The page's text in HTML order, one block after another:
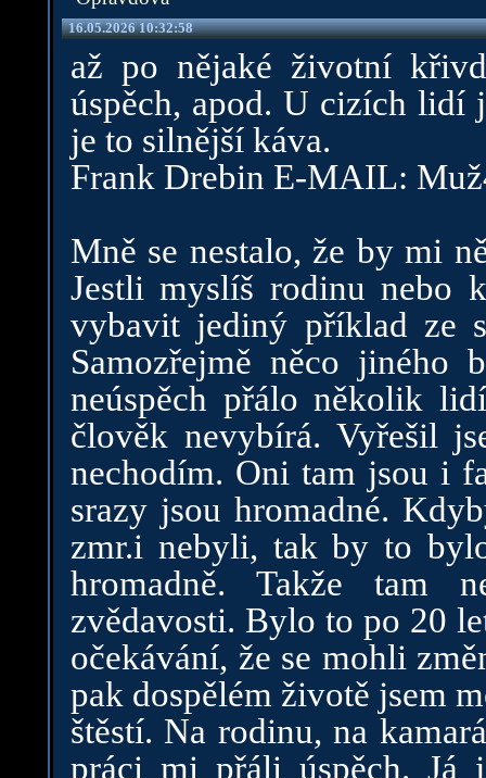
16.05.2026 10:32:58
až po nějaké životní
úspěch, apod. U cizích
je to silnější káva.
Frank Drebin E-MAIL:
Mně se nestalo, že by mi
Jestli myslíš rodinu nebo
vybavit jediný příklad ze
Samozřejmě něco
neúspěch přálo několik
člověk nevybírá. Vyřešil
nechodím. Oni tam jsou i
srazy jsou hromadné.
zmr.i nebyli, tak by to
hromadně. Takže tam
zvědavosti. Bylo to po 20
očekávání, že se mohli
pak dospělém životě jsem
štěstí. Na rodinu, na
práci mi přáli úspěch. Já